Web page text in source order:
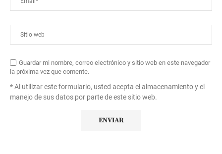
Guardar mi nombre, correo electrónico y sitio web en este navegador
la próxima vez que comente.
* Al utilizar este formulario, usted acepta el almacenamiento y el
manejo de sus datos por parte de este sitio web.